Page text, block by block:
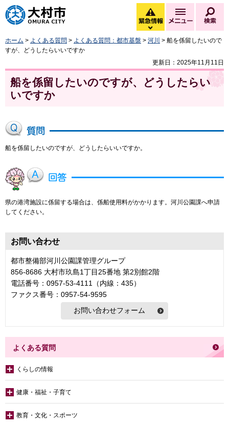
大村市
緊急情報
緊急情報を開く
メニュー
ホーム > よくある質問 > よくある質問：都市基盤 > 河川 > 船を係留したいので
すが、どうしたらいいですか
更新日：2025年11月11日
船を係留したいのですが、どうしたらい
いですか
船を係留したいのですが、どうしたらいいですか。
県の港湾施設に係留する場合は、係船使用料がかかります。河川公園課へ申請
してください。
お問い合わせ
都市整備部河川公園課管理グループ
856-8686 大村市玖島1丁目25番地 第2別館2階
電話番号：0957-53-4111（内線：435）
ファクス番号：0957-54-9595
よくある質問
くらしの情報
健康・福祉・子育て
教育・文化・スポーツ